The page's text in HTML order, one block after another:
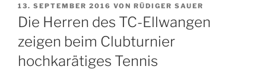
VERÖFFENTLICHT
AM
13. SEPTEMBER 2016 VON RÜDIGER SAUER
Die Herren des TC-Ellwangen
zeigen beim Clubturnier
hochkarätiges Tennis